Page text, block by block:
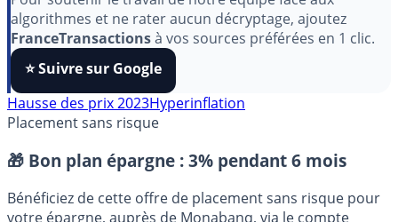
Pour soutenir le travail de notre équipe face aux
algorithmes et ne rater aucun décryptage, ajoutez
FranceTransactionsà vos sources préférées en 1 clic.
⭐️ Suivre sur Google
Placement sans risque
🎁 Bon plan épargne : 3% pendant 6 mois